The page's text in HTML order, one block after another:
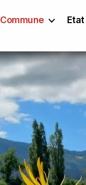
Commune